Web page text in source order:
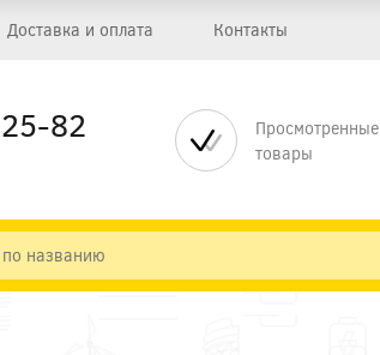
Доставка и оплата Контакты
82
Просмотренные
товары